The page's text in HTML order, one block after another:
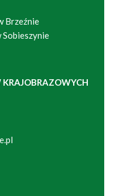
Brzeźnie
Sobieszynie
KRAJOBRAZOWYCH